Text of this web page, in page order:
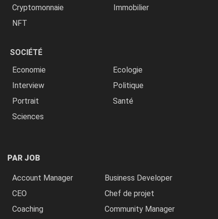
Cryptomonnaie
Immobilier
NFT
SOCIÉTÉ
Economie
Ecologie
Interview
Politique
Portrait
Santé
Sciences
PAR JOB
Account Manager
Business Developer
CEO
Chef de projet
Coaching
Community Manager